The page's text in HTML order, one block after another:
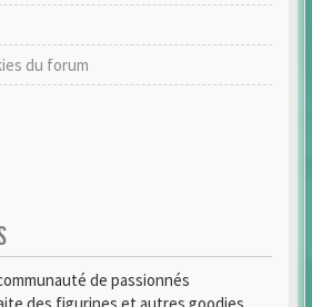
du forum
de passionnés